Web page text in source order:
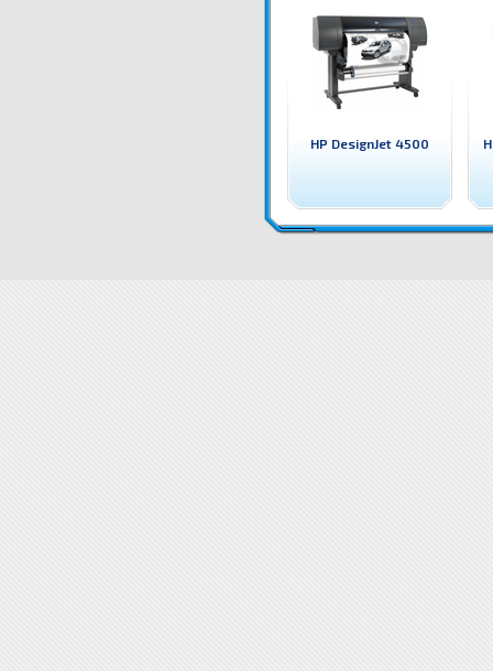
HP DesignJet 4500